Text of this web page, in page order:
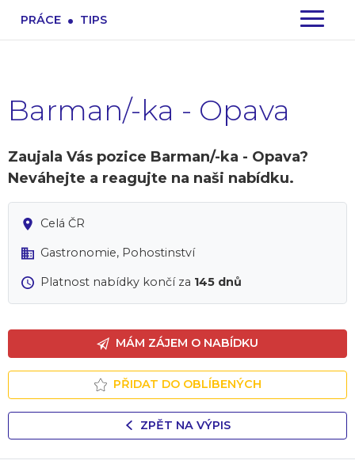
PRÁCE . TIPS
Barman/-ka - Opava
Zaujala Vás pozice Barman/-ka - Opava?
Neváhejte a reagujte na naši nabídku.
Celá ČR
Gastronomie, Pohostinství
Platnost nabídky končí za 145 dnů
MÁM ZÁJEM O NABÍDKU
PŘIDAT DO OBLÍBENÝCH
ZPĚT NA VÝPIS